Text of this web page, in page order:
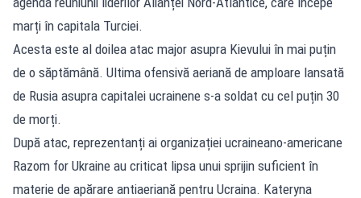
marți în capitala Turciei.
Acesta este al doilea atac major asupra Kievului în mai puțin
de o săptămână. Ultima ofensivă aeriană de amploare lansată
de Rusia asupra capitalei ucrainene s-a soldat cu cel puțin 30
de morți.
După atac, reprezentanți ai organizației ucraineano-americane
Razom for Ukraine au criticat lipsa unui sprijin suficient în
materie de apărare antiaeriană pentru Ucraina. Kateryna